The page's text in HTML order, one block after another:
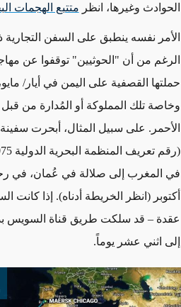
الحوادث وغيرها، انظر متتبع الهجمات
الأمر نفسه ينطبق على السفن التجارية
الرغم من أن "الحوثيين" توقفوا عن
حملتها القصفية على اليمن في أيار/
وخاصة تلك المملوكة أو المُدارة من
الأحمر. على سبيل المثال، أبحرت
عقدة – قد سلكت طريق قناة السويس
إلى اثني عشر يوماً.